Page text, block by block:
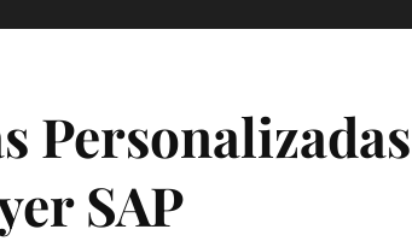
Personalizadas
SAP